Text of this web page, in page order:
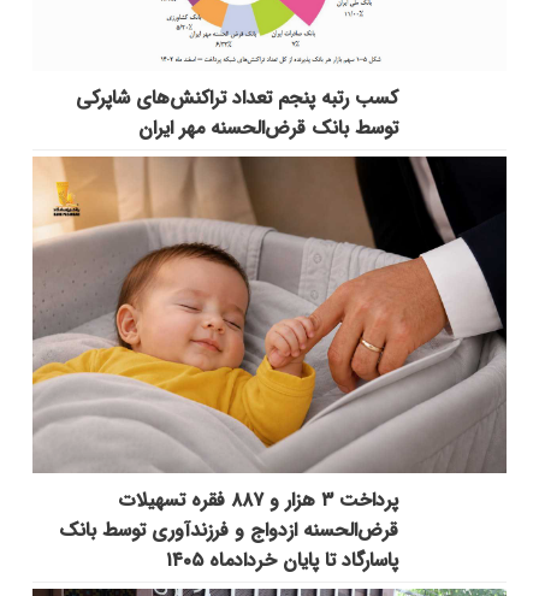
کسب رتبه پنجم تعداد تراکنش‌های شاپرکی
توسط بانک قرض‌الحسنه مهر ایران
پرداخت ۳ هزار و ۸۸۷ فقره تسهیلات
قرض‌الحسنه ازدواج و فرزندآوری توسط بانک
پاسارگاد تا پایان خردادماه ۱۴۰۵